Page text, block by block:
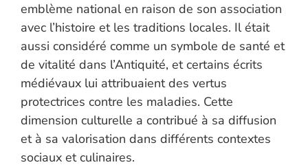
emblème national en raison de son association
avec l’histoire et les traditions locales. Il était
aussi considéré comme un symbole de santé et
de vitalité dans l’Antiquité, et certains écrits
médiévaux lui attribuaient des vertus
protectrices contre les maladies. Cette
dimension culturelle a contribué à sa diffusion
et à sa valorisation dans différents contextes
sociaux et culinaires.